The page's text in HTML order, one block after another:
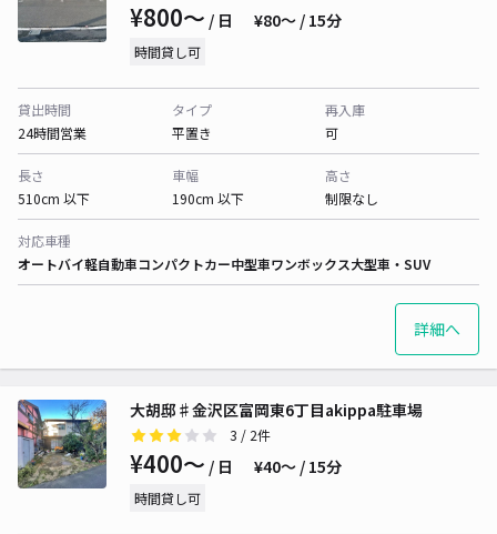
¥800〜 / 日 ¥80〜 / 15分
時間貸し可
貸出時間
24時間営業
タイプ
平置き
再入庫
可
長さ
510cm 以下
車幅
190cm 以下
高さ
制限なし
対応車種
オートバイ軽自動車コンパクトカー中型車ワンボックス大型車・SUV
詳細へ
大胡邸♯金沢区富岡東6丁目akippa駐車場
3 / 2件
¥400〜 / 日 ¥40〜 / 15分
時間貸し可